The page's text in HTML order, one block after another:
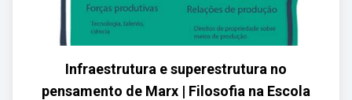
Infraestrutura e superestrutura no
pensamento de Marx | Filosofia na Escola